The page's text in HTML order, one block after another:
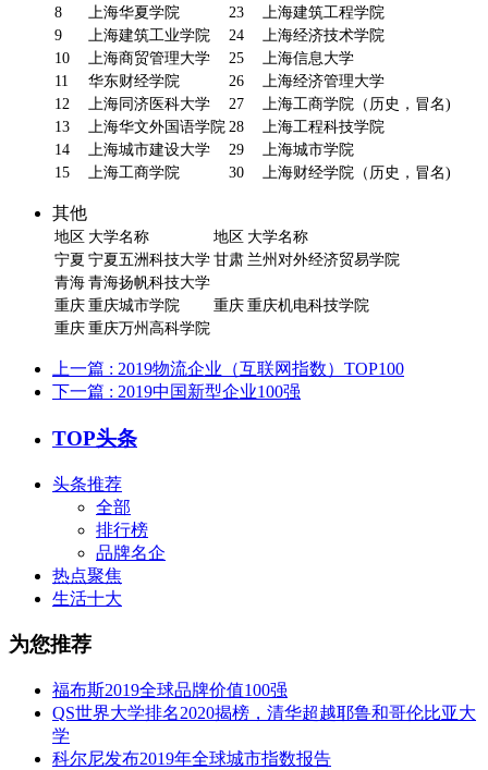
8
上海华夏学院 23
上海建筑工程学院
9
上海建筑工业学院 24
上海经济技术学院
10
上海商贸管理大学 25
上海信息大学
11
华东财经学院 26
上海经济管理大学
12
上海同济医科大学 27
上海工商学院（历史，冒名)
13
上海华文外国语学院 28
上海工程科技学院
14
上海城市建设大学 29
上海城市学院
15
上海工商学院 30 上海财经学院（历史，冒名)
其他
地区 大学名称 地区 大学名称
宁夏 宁夏五洲科技大学 甘肃 兰州对外经济贸易学院
青海 青海扬帆科技大学
重庆 重庆城市学院 重庆 重庆机电科技学院
重庆 重庆万州高科学院
上一篇 : 2019物流企业（互联网指数）TOP100
下一篇 : 2019中国新型企业100强
TOP头条
头条推荐
全部
排行榜
品牌名企
热点聚焦
生活十大
为您推荐
福布斯2019全球品牌价值100强
QS世界大学排名2020揭榜，清华超越耶鲁和哥伦比亚大
学
科尔尼发布2019年全球城市指数报告